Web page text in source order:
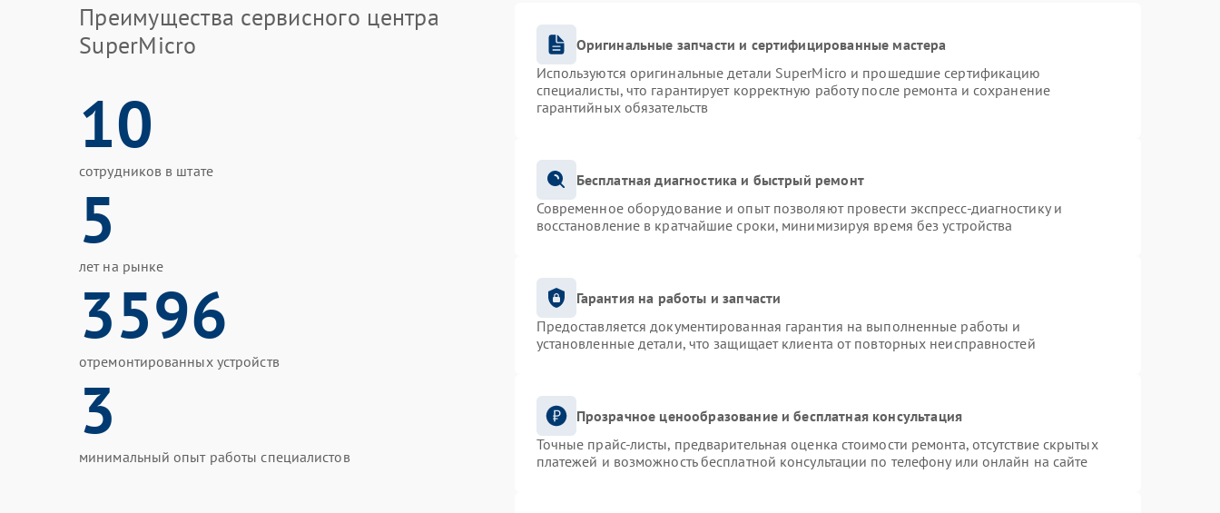
Преимущества сервисного центра
SuperMicro
10
сотрудников в штате
5
лет на рынке
3596
отремонтированных устройств
3
минимальный опыт работы специалистов
Оригинальные запчасти и сертифицированные мастера
Используются оригинальные детали SuperMicro и прошедшие сертификацию
специалисты, что гарантирует корректную работу после ремонта и сохранение
гарантийных обязательств
Бесплатная диагностика и быстрый ремонт
Современное оборудование и опыт позволяют провести экспресс-диагностику и
восстановление в кратчайшие сроки, минимизируя время без устройства
Гарантия на работы и запчасти
Предоставляется документированная гарантия на выполненные работы и
установленные детали, что защищает клиента от повторных неисправностей
Прозрачное ценообразование и бесплатная консультация
Точные прайс-листы, предварительная оценка стоимости ремонта, отсутствие скрытых
платежей и возможность бесплатной консультации по телефону или онлайн на сайте